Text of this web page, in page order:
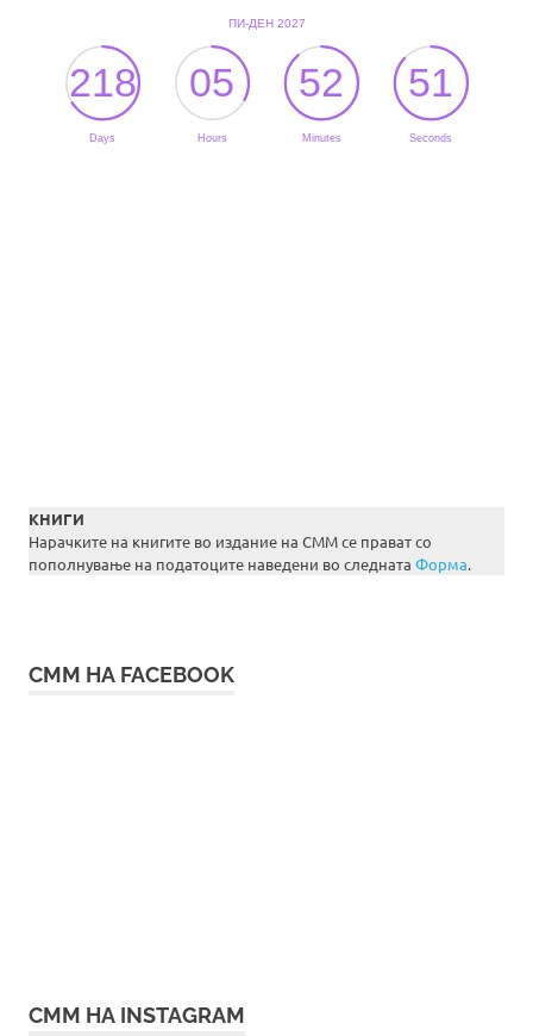
КНИГИ
Нарачките на книгите во издание на СММ се прават со
пополнување на податоците наведени во следната Форма.
СММ НА FACEBOOK
СММ НА INSTAGRAM